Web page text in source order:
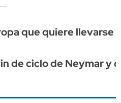
que quiere llevarse
de ciclo de Neymar y